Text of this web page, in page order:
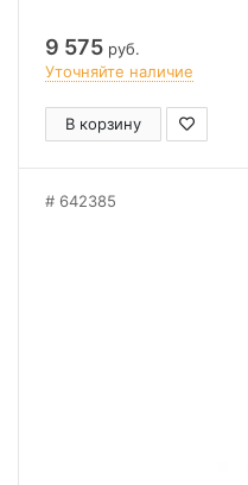
9 575 руб.
Уточняйте наличие
В корзину
642385